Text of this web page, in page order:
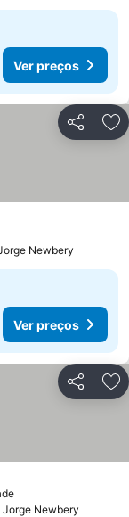
Ver preços
Partilhar
Newbery
Ver preços
Partilhar
Jorge Newbery